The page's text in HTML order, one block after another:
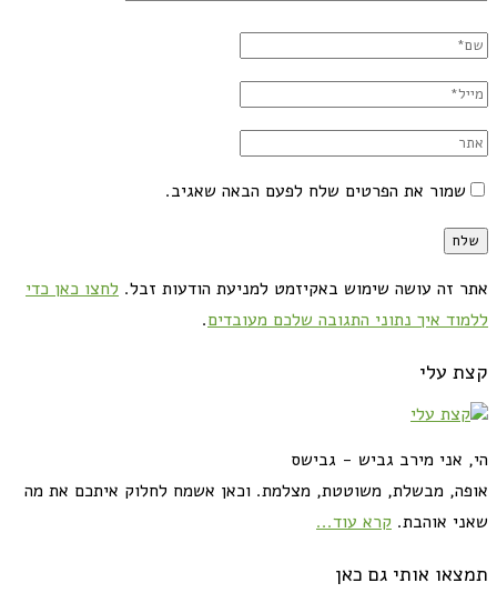
שמור את הפרטים שלח לפעם הבאה שאגיב.
אתר זה עושה שימוש באקיזמט למניעת הודעות זבל. לחצו כאן כדי
ללמוד איך נתוני התגובה שלכם מעובדים.
קצת עלי
הי, אני מירב גביש - גבישס
אופה, מבשלת, משוטטת, מצלמת. וכאן אשמח לחלוק איתכם את מה
שאני אוהבת. קרא עוד...
תמצאו אותי גם כאן